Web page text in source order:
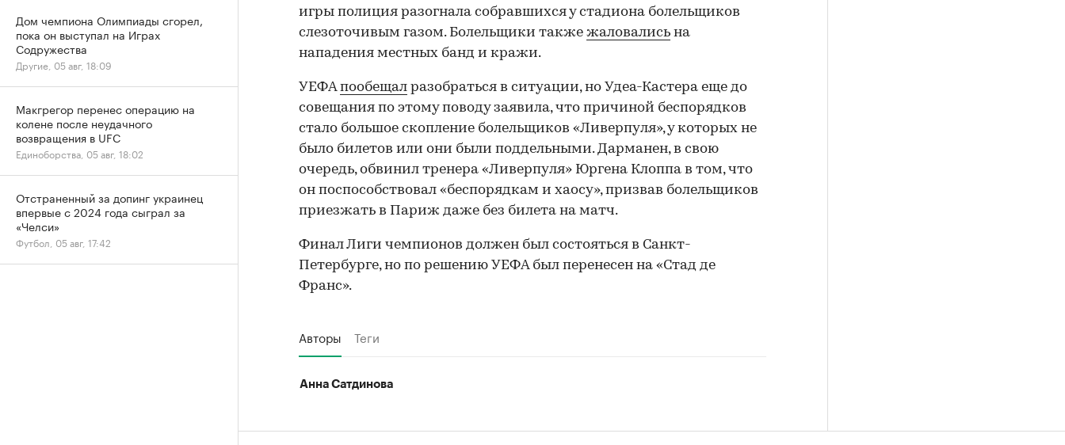
игры полиция разогнала собравшихся у стадиона болельщиков
слезоточивым газом. Болельщики также жаловались на
нападения местных банд и кражи.
УЕФАпообещал разобраться в ситуации, но Удеа-Кастера еще до
совещания по этому поводу заявила, что причиной беспорядков
стало большое скопление болельщиков «Ливерпуля», у которых не
было билетов или они были поддельными. Дарманен, в свою
очередь, обвинил тренера «Ливерпуля» Юргена Клоппа в том, что
он поспособствовал «беспорядкам и хаосу», призвав болельщиков
приезжать в Париж даже без билета на матч.
Финал Лиги чемпионов должен был состояться в Санкт-
Петербурге, но по решению УЕФА был перенесен на «Стад де
Франс».
Авторы Теги
Анна Сатдинова
Дом чемпиона Олимпиады сгорел,
пока он выступал на Играх
Содружества
Другие, 05 авг, 18:09
Макгрегор перенес операцию на
колене после неудачного
возвращения в UFC
Единоборства, 05 авг, 18:02
Отстраненный за допинг украинец
впервые с 2024 года сыграл за
«Челси»
Футбол, 05 авг, 17:42